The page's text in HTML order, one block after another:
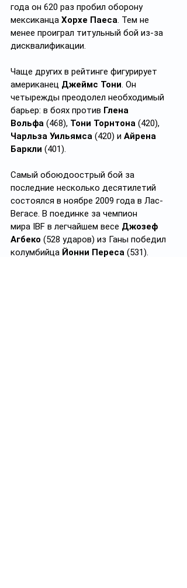
года он 620 раз пробил оборону
мексиканца Хорхе Паеса. Тем не
менее проиграл титульный бой из-за
дисквалификации.
Чаще других в рейтинге фигурирует
американец Джеймс Тони. Он
четырежды преодолел необходимый
барьер: в боях против Глена
Вольфа (468), Тони Торнтона (420),
Чарльза Уильямса (420) и Айрена
Баркли (401).
Самый обоюдоострый бой за
последние несколько десятилетий
состоялся в ноябре 2009 года в Лас-
Вегасе. В поединке за чемпион
мира IBF в легчайшем весе Джозеф
Агбеко (528 ударов) из Ганы победил
колумбийца Йонни Переса (531).